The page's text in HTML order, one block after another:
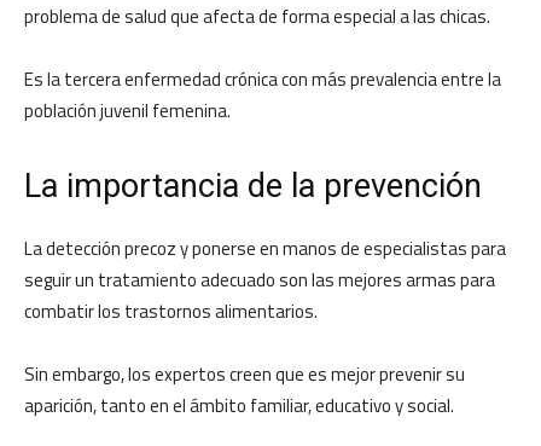
problema de salud que afecta de forma especial a las chicas.
Es la tercera enfermedad crónica con más prevalencia entre la
población juvenil femenina.
La importancia de la prevención
La detección precoz y ponerse en manos de especialistas para
seguir un tratamiento adecuado son las mejores armas para
combatir los trastornos alimentarios.
Sin embargo, los expertos creen que es mejor prevenir su
aparición, tanto en el ámbito familiar, educativo y social.